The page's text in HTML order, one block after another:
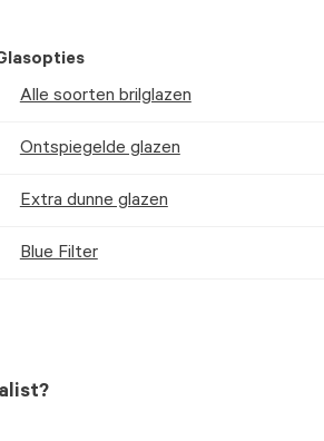
Alle soorten brilglazen
Ontspiegelde glazen
Extra dunne glazen
Blue Filter